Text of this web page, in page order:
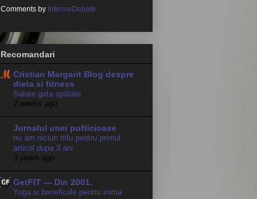
Comments by IntenseDebate
Recomandari
Cristian Margarit Blog despre
dieta si fitness
Salate gata spălate
2 weeks ago
Jurnalul unei pofticioase
nu am niciun titlu pentru primul
articol dupa 3 ani
3 years ago
GetFIT — Din 2001.
Yoga si beneficiile pentru inima